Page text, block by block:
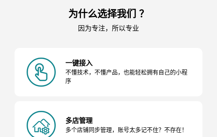
为什么选择我们 ？
因为专注，所以专业
一键接入
不懂技术，不懂产品，也能轻松拥有自己的小程
序
多店管理
多个店铺同步管理，账号太多记不住？不存在！